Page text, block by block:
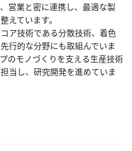
営業と密に連携し、最適な製
えています。
ア技術である分散技術、着色
行的な分野にも取組んでいま
のモノづくりを支える生産技術
当し、研究開発を進めていま